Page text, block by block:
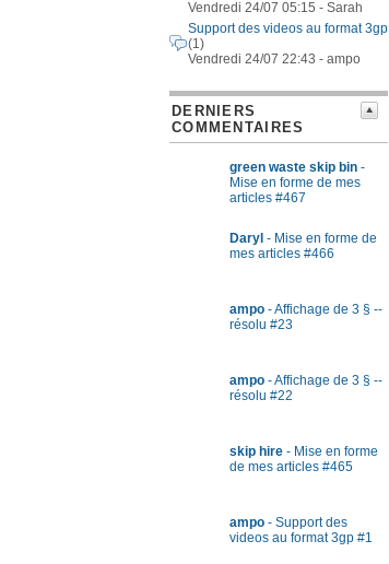
Vendredi 24/07 05:15 - Sarah
Support des videos au format 3gp
(1)
Vendredi 24/07 22:43 - ampo
DERNIERS
COMMENTAIRES
green waste skip bin -
Mise en forme de mes
articles #467
Daryl - Mise en forme de
mes articles #466
ampo - Affichage de 3 § --
résolu #23
ampo - Affichage de 3 § --
résolu #22
skip hire - Mise en forme
de mes articles #465
ampo - Support des
videos au format 3gp #1